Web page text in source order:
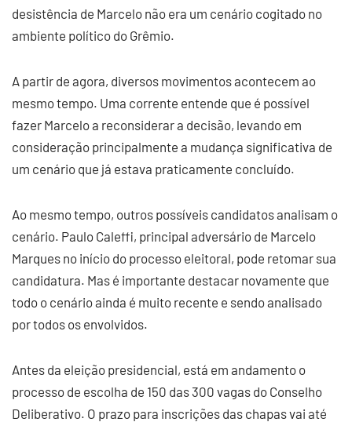
desistência de Marcelo não era um cenário cogitado no
ambiente político do Grêmio.
A partir de agora, diversos movimentos acontecem ao
mesmo tempo. Uma corrente entende que é possível
fazer Marcelo a reconsiderar a decisão, levando em
consideração principalmente a mudança significativa de
um cenário que já estava praticamente concluído.
Ao mesmo tempo, outros possíveis candidatos analisam o
cenário. Paulo Caleffi, principal adversário de Marcelo
Marques no início do processo eleitoral, pode retomar sua
candidatura. Mas é importante destacar novamente que
todo o cenário ainda é muito recente e sendo analisado
por todos os envolvidos.
Antes da eleição presidencial, está em andamento o
processo de escolha de 150 das 300 vagas do Conselho
Deliberativo. O prazo para inscrições das chapas vai até